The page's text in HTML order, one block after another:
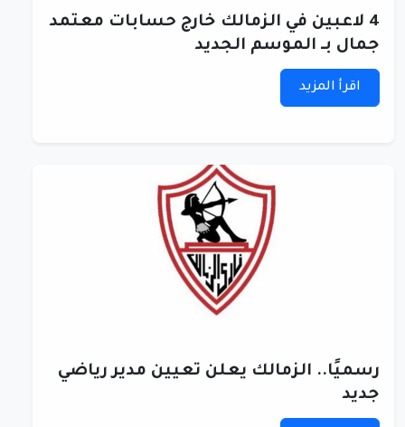
4 لاعبين في الزمالك خارج حسابات معتمد
جمال بـ الموسم الجديد
اقرأ المزيد
رسميًا.. الزمالك يعلن تعيين مدير رياضي
جديد